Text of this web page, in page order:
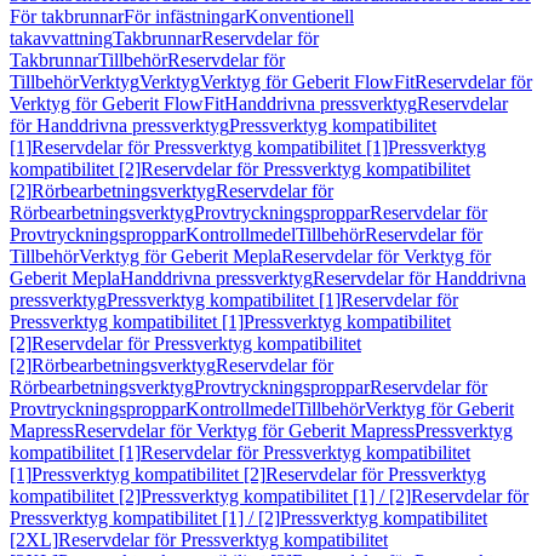
För takbrunnarFör infästningarKonventionell
takavvattningTakbrunnarReservdelar för
TakbrunnarTillbehörReservdelar för
TillbehörVerktygVerktygVerktyg för Geberit FlowFitReservdelar för
Verktyg för Geberit FlowFitHanddrivna pressverktygReservdelar
för Handdrivna pressverktygPressverktyg kompatibilitet
[1]Reservdelar för Pressverktyg kompatibilitet [1]Pressverktyg
kompatibilitet [2]Reservdelar för Pressverktyg kompatibilitet
[2]RörbearbetningsverktygReservdelar för
RörbearbetningsverktygProvtryckningspropparReservdelar för
ProvtryckningspropparKontrollmedelTillbehörReservdelar för
TillbehörVerktyg för Geberit MeplaReservdelar för Verktyg för
Geberit MeplaHanddrivna pressverktygReservdelar för Handdrivna
pressverktygPressverktyg kompatibilitet [1]Reservdelar för
Pressverktyg kompatibilitet [1]Pressverktyg kompatibilitet
[2]Reservdelar för Pressverktyg kompatibilitet
[2]RörbearbetningsverktygReservdelar för
RörbearbetningsverktygProvtryckningspropparReservdelar för
ProvtryckningspropparKontrollmedelTillbehörVerktyg för Geberit
MapressReservdelar för Verktyg för Geberit MapressPressverktyg
kompatibilitet [1]Reservdelar för Pressverktyg kompatibilitet
[1]Pressverktyg kompatibilitet [2]Reservdelar för Pressverktyg
kompatibilitet [2]Pressverktyg kompatibilitet [1] / [2]Reservdelar för
Pressverktyg kompatibilitet [1] / [2]Pressverktyg kompatibilitet
[2XL]Reservdelar för Pressverktyg kompatibilitet